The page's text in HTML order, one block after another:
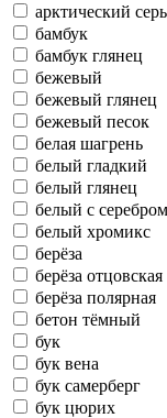
арктический
бамбук
бамбук глянец
бежевый
бежевый глянец
бежевый песок
белая шагрень
белый гладкий
белый глянец
белый с
белый хромикс
берёза
берёза отцовская
берёза полярная
бетон тёмный
бук
бук вена
бук самерберг
бук цюрих